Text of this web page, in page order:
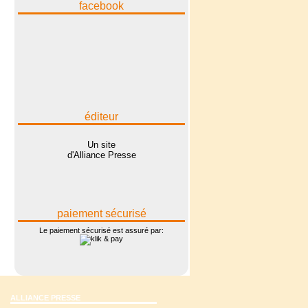
facebook
éditeur
Un site
d'Alliance Presse
paiement sécurisé
Le paiement sécurisé est assuré par:
ALLIANCE PRESSE